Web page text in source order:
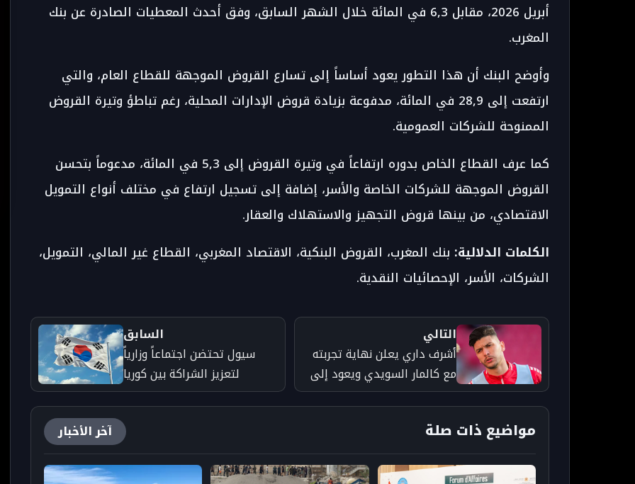
أبريل 2026، مقابل 6,3 في المائة خلال الشهر السابق، وفق أحدث المعطيات الصادرة عن بنك
المغرب.
وأوضح البنك أن هذا التطور يعود أساساً إلى تسارع القروض الموجهة للقطاع العام، والتي
ارتفعت إلى 28,9 في المائة، مدفوعة بزيادة قروض الإدارات المحلية، رغم تباطؤ وتيرة القروض
الممنوحة للشركات العمومية.
كما عرف القطاع الخاص بدوره ارتفاعاً في وتيرة القروض إلى 5,3 في المائة، مدعوماً بتحسن
القروض الموجهة للشركات الخاصة والأسر، إضافة إلى تسجيل ارتفاع في مختلف أنواع التمويل
الاقتصادي، من بينها قروض التجهيز والاستهلاك والعقار.
الكلمات الدلالية: بنك المغرب، القروض البنكية، الاقتصاد المغربي، القطاع غير المالي، التمويل،
الشركات، الأسر، الإحصائيات النقدية.
التالي
أشرف داري يعلن نهاية تجربته
مع كالمار السويدي ويعود إلى
الأهلي المصري
السابق
سيول تحتضن اجتماعاً وزارياً
لتعزيز الشراكة بين كوريا
الجنوبية والاتحاد الإفريقي
مواضيع ذات صلة آخر الأخبار